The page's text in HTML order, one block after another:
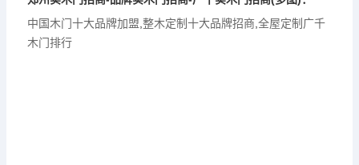
中国木门十大品牌加盟 整木定制十大品牌招商 全屋定制广千
木门排行